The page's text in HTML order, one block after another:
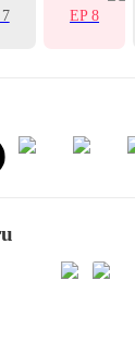
EP 8